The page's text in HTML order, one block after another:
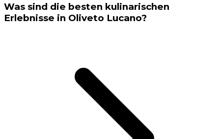
Was sind die besten kulinarischen
Erlebnisse in Oliveto Lucano?